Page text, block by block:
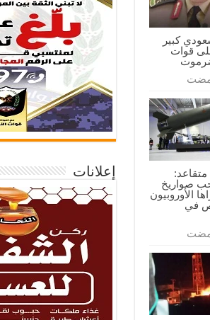
كبير
قوات
صواريخ
الأوروبيون
في
إعلانات